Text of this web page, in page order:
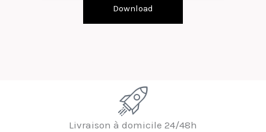
Download
Livraison à domicile 24/48h